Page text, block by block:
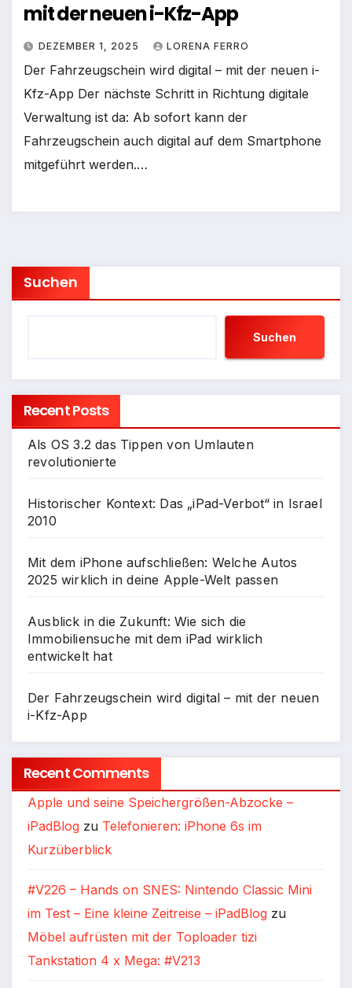
mit der neuen i-Kfz-App
DEZEMBER 1, 2025 LORENA FERRO
Der Fahrzeugschein wird digital – mit der neuen i-
Kfz-App Der nächste Schritt in Richtung digitale
Verwaltung ist da: Ab sofort kann der
Fahrzeugschein auch digital auf dem Smartphone
mitgeführt werden.…
Suchen
Suchen
Recent Posts
Als OS 3.2 das Tippen von Umlauten
revolutionierte
Historischer Kontext: Das „iPad-Verbot“ in Israel
2010
Mit dem iPhone aufschließen: Welche Autos
2025 wirklich in deine Apple-Welt passen
Ausblick in die Zukunft: Wie sich die
Immobiliensuche mit dem iPad wirklich
entwickelt hat
Der Fahrzeugschein wird digital – mit der neuen
i-Kfz-App
Recent Comments
Apple und seine Speichergrößen-Abzocke –
iPadBlog zu Telefonieren: iPhone 6s im
Kurzüberblick
#V226 – Hands on SNES: Nintendo Classic Mini
im Test – Eine kleine Zeitreise – iPadBlog zu
Möbel aufrüsten mit der Toploader tizi
Tankstation 4 x Mega: #V213